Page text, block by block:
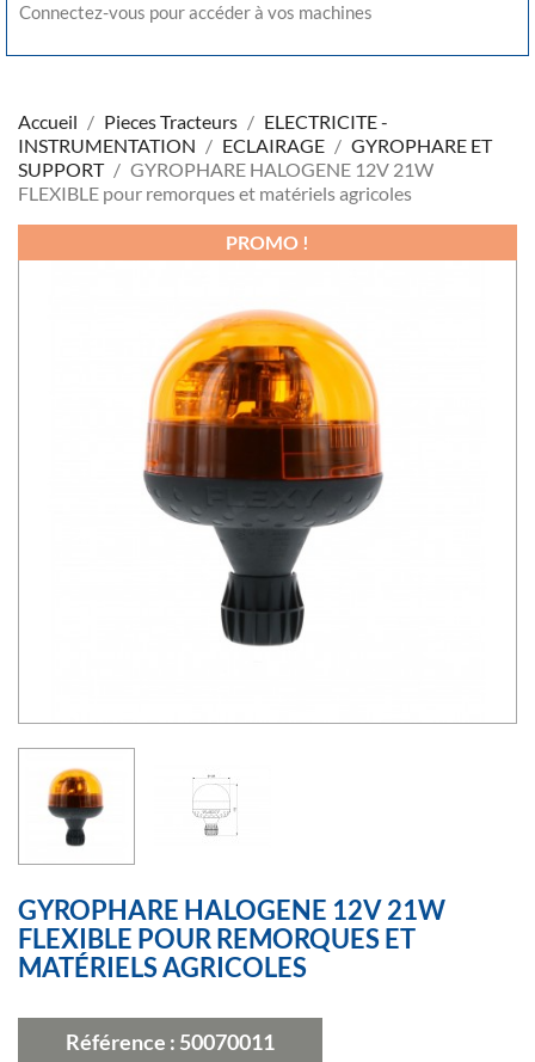
Connectez-vous pour accéder à vos machines
Accueil Pieces Tracteurs
ELECTRICITE -
INSTRUMENTATION
ECLAIRAGE
GYROPHARE ET
SUPPORT
GYROPHARE HALOGENE 12V 21W
FLEXIBLE pour remorques et matériels agricoles
PROMO !
GYROPHARE HALOGENE 12V 21W
FLEXIBLE POUR REMORQUES ET
MATÉRIELS AGRICOLES
Référence : 50070011